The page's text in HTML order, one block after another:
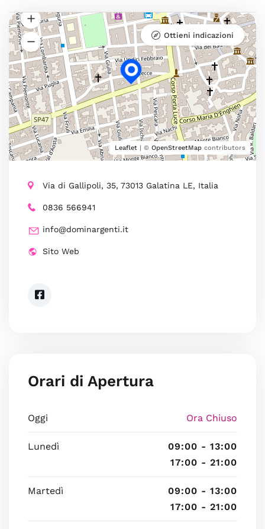
Leaflet | © OpenStreetMap contributors
Ottieni indicazioni
Via di Gallipoli, 35, 73013 Galatina LE, Italia
0836 566941
info@dominargenti.it
Sito Web
Orari di Apertura
Oggi Ora Chiuso
Lunedì
09:00 - 13:00
17:00 - 21:00
Martedì
09:00 - 13:00
17:00 - 21:00